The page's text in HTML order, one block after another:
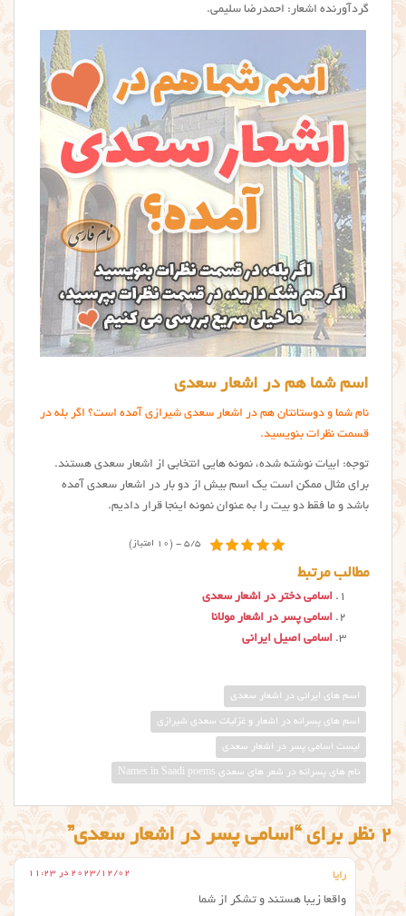
گردآورنده اشعار: احمدرضا سلیمی.
اسم شما هم در اشعار سعدی
نام شما و دوستانتان هم در اشعار سعدی شیرازی آمده است؟ اگر بله در
قسمت نظرات بنویسید.
توجه: ابیات نوشته شده، نمونه هایی انتخابی از اشعار سعدی هستند.
برای مثال ممکن است یک اسم بیش از دو بار در اشعار سعدی آمده
باشد و ما فقط دو بیت را به عنوان نمونه اینجا قرار دادیم.
5/5 - (10 امتیاز)
مطالب مرتبط
اسامی دختر در اشعار سعدی
اسامی پسر در اشعار مولانا
اسامی اصیل ایرانی
اسم های ایرانی در اشعار سعدی
اسم های پسرانه در اشعار و غزلیات سعدی شیرازی
لیست اسامی پسر در اشعار سعدی
نام های پسرانه در شعر های سعدی Names in Saadi poems
2 نظر برای “اسامی پسر در اشعار سعدی”
رايا 2023/12/02 در 11:23
واقعا زيبا هستند و تشكر از شما